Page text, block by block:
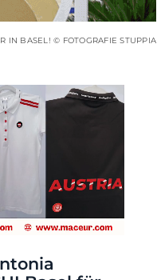
IN BASEL! © FOTOGRAFIE STUPPIA